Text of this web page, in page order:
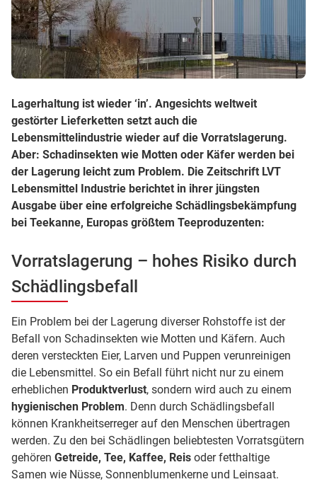
Lagerhaltung ist wieder ‘in’. Angesichts weltweit
gestörter Lieferketten setzt auch die
Lebensmittelindustrie wieder auf die Vorratslagerung.
Aber: Schadinsekten wie Motten oder Käfer werden bei
der Lagerung leicht zum Problem. Die Zeitschrift LVT
Lebensmittel Industrie berichtet in ihrer jüngsten
Ausgabe über eine erfolgreiche Schädlingsbekämpfung
bei Teekanne, Europas größtem Teeproduzenten:
Vorratslagerung – hohes Risiko durch
Schädlingsbefall
Ein Problem bei der Lagerung diverser Rohstoffe ist der
Befall von Schadinsekten wie Motten und Käfern. Auch
deren versteckten Eier, Larven und Puppen verunreinigen
die Lebensmittel. So ein Befall führt nicht nur zu einem
erheblichen Produktverlust, sondern wird auch zu einem
hygienischen Problem. Denn durch Schädlingsbefall
können Krankheitserreger auf den Menschen übertragen
werden. Zu den bei Schädlingen beliebtesten Vorratsgütern
gehören Getreide, Tee, Kaffee, Reis oder fetthaltige
Samen wie Nüsse, Sonnenblumenkerne und Leinsaat.